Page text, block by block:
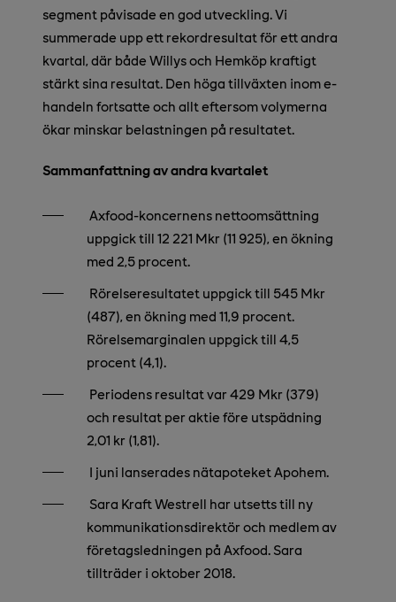
segment påvisade en god utveckling. Vi
summerade upp ett rekordresultat för ett andra
kvartal, där både Willys och Hemköp kraftigt
stärkt sina resultat. Den höga tillväxten inom e-
handeln fortsatte och allt eftersom volymerna
ökar minskar belastningen på resultatet.
Sammanfattning av andra kvartalet
Axfood-koncernens nettoomsättning
uppgick till 12 221 Mkr (11 925), en ökning
med 2,5 procent.
Rörelseresultatet uppgick till 545 Mkr
(487), en ökning med 11,9 procent.
Rörelsemarginalen uppgick till 4,5
procent (4,1).
Periodens resultat var 429 Mkr (379)
och resultat per aktie före utspädning
2,01 kr (1,81).
I juni lanserades nätapoteket Apohem.
Sara Kraft Westrell har utsetts till ny
kommunikationsdirektör och medlem av
företagsledningen på Axfood. Sara
tillträder i oktober 2018.